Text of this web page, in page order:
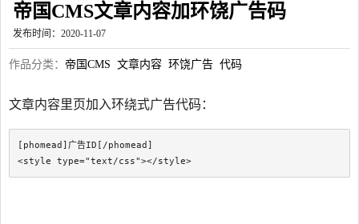
帝国CMS文章内容加环饶广告码
发布时间：2020-11-07
作品分类： 帝国CMS 文章内容 环饶广告 代码
文章内容里页加入环绕式广告代码：
[phomead]广告ID[/phomead]
<style type="text/css"></style>